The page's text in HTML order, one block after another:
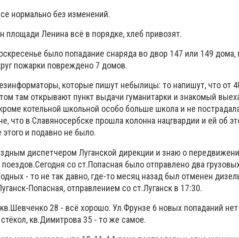
нормально без изменений.
площади Ленина всё в порядке, хлеб привозят.
было попадание снаряда во двор 147 или 149 дома,
пожарки повреждено 7 домов.
которые пишут небылицы: то напишут, что от
там открывают пункт выдачи гуманитарки и знакомый
котельной школьной особо больше школа и не
что в Славяносербске прошла колонна нацгвардии и ей об
и подавно не было.
диспетчером Луганской дирекции и знаю о
со ст.Попасная было отправлено два
- то не так давно, где-то месяц назад был отменен
Попасная, отправлением со ст.Луганск в 17:30.
28 - всё хорошо. Ул.Фрунзе 6 новых попаданий
стёкол, кв.Димитрова 35 - то же самое.